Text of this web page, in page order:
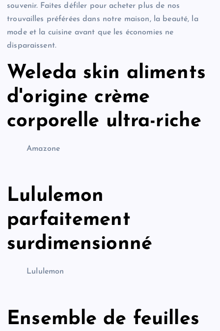
souvenir. Faites défiler pour acheter plus de nos
trouvailles préférées dans notre maison, la beauté, la
mode et la cuisine avant que les économies ne
disparaissent.
Weleda skin aliments
d'origine crème
corporelle ultra-riche
Amazone
Lululemon
parfaitement
surdimensionné
Lululemon
Ensemble de feuilles